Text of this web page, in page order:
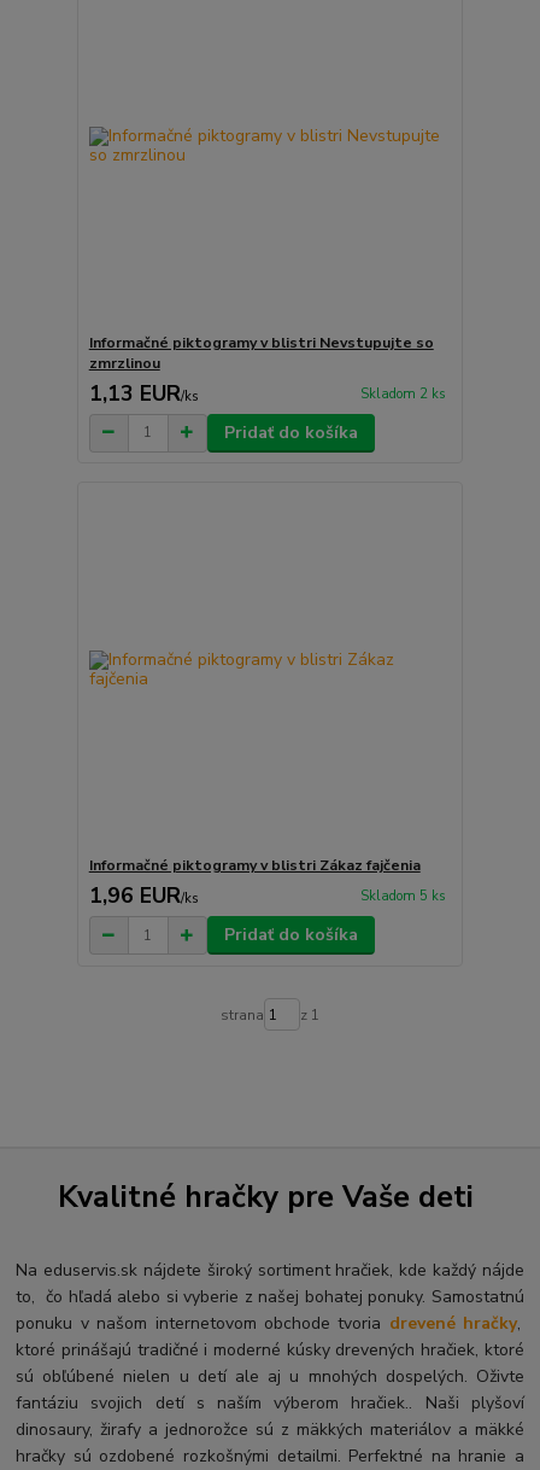
Informačné piktogramy v blistri Nevstupujte so
zmrzlinou
1,13 EUR/ks Skladom 2 ks
Pridať do košíka
Informačné piktogramy v blistri Zákaz fajčenia
1,96 EUR/ks Skladom 5 ks
Pridať do košíka
strana z 1
Kvalitné hračky pre Vaše deti
Na eduservis.sk nájdete široký sortiment hračiek, kde každý nájde
to, čo hľadá alebo si vyberie z našej bohatej ponuky. Samostatnú
ponuku v našom internetovom obchode tvoria drevené hračky,
ktoré prinášajú tradičné i moderné kúsky drevených hračiek, ktoré
sú obľúbené nielen u detí ale aj u mnohých dospelých. Oživte
fantáziu svojich detí s naším výberom hračiek.. Naši plyšoví
dinosaury, žirafy a jednorožce sú z mäkkých materiálov a mäkké
hračky sú ozdobené rozkošnými detailmi. Perfektné na hranie a